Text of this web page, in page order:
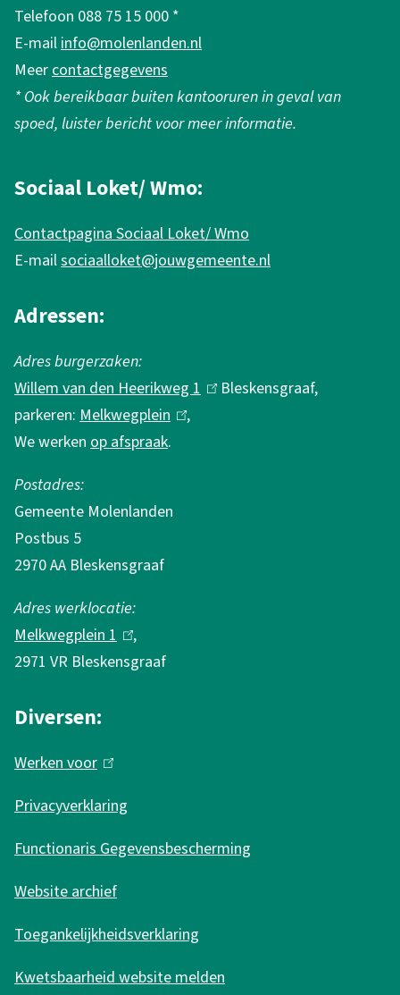
x
t
e
r
n
m
m
Telefoon 088 75 15 000 *
E-mailinfo@molenlanden.nl
Meercontactgegevens
* Ook bereikbaar buiten kantooruren in geval van
spoed, luister bericht voor meer informatie.
Sociaal Loket/ Wmo:
Contactpagina Sociaal Loket/ Wmo
E-mailsociaalloket@jouwgemeente.nl
Adressen:
Adres burgerzaken:
Willem van den Heerikweg 1
Bleskensgraaf,
parkeren: Melkwegplein
k
,
We werken op afspraak.
Postadres:
Gemeente Molenlanden
Postbus 5
2970 AA Bleskensgraaf
Adres werklocatie:
Melkwegplein 1
l
x
r
)
,
2971 VR Bleskensgraaf
Diversen:
Werken voor
i
n
i
s
x
Privacyverklaring
Functionaris Gegevensbescherming
Website archief
Toegankelijkheidsverklaring
Kwetsbaarheid website melden